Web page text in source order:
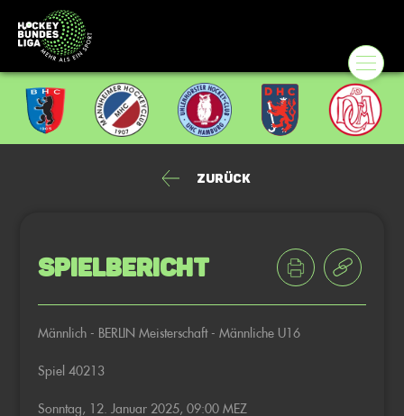
Zurück
Spielbericht
Männlich - BERLIN Meisterschaft - Männliche U16
Spiel 40213
Sonntag, 12. Januar 2025, 09:00 MEZ